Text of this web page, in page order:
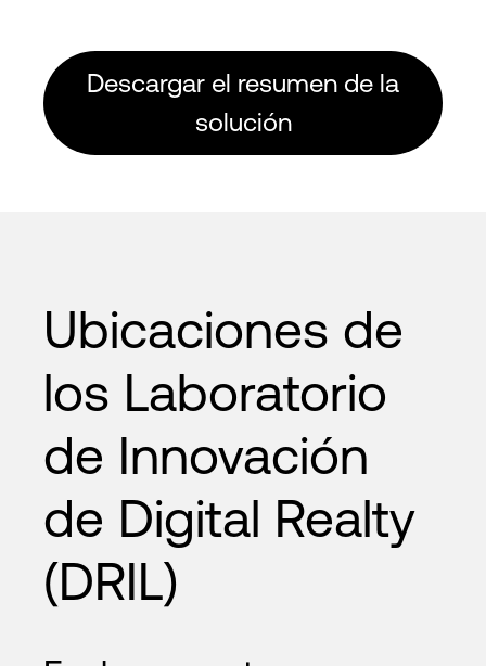
Descargar el resumen de la
solución
Ubicaciones de
los Laboratorio
de Innovación
de Digital Realty
(DRIL)